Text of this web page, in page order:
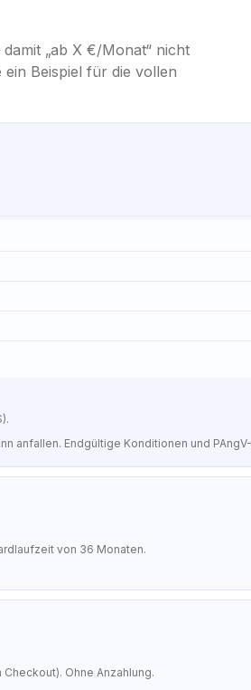
„ab X €/Monat“ nicht
ein Beispiel für die vollen
anfallen. Endgültige Konditionen und
von 36 Monaten.
Ohne Anzahlung.